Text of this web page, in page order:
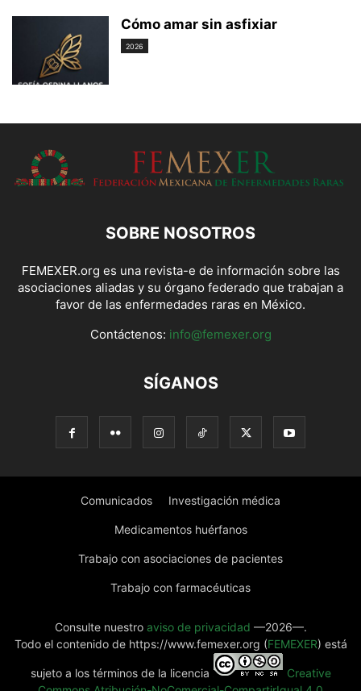
Cómo amar sin asfixiar
2026
SOBRE NOSOTROS
FEMEXER.org es una revista-e de información sobre las
asociaciones aliadas y su órgano federado que trabajan a
favor de las enfermedades raras en México.
Contáctenos: info@femexer.org
SÍGANOS
Comunicados Investigación médica
Medicamentos huérfanos
Trabajo con asociaciones de pacientes
Trabajo con farmacéuticas
Consulte nuestro aviso de privacidad —2026—.
Todo el contenido de https://www.femexer.org (FEMEXER) está
sujeto a los términos de la licencia
Creative